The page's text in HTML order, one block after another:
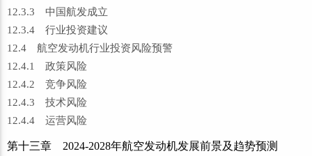
12.3.3 中国航发成立
12.3.4 行业投资建议
12.4 航空发动机行业投资风险预警
12.4.1 政策风险
12.4.2 竞争风险
12.4.3 技术风险
12.4.4 运营风险
第十三章 2024-2028年航空发动机发展前景及趋势预测